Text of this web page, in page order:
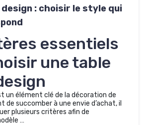
design : choisir le style qui
essentiels
une table
un élément clé de la décoration de
de succomber à une envie d’achat, il
plusieurs critères afin de
…